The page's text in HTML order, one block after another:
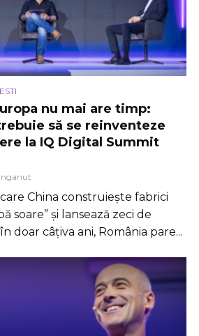
nu mai are timp:
să se reinventeze
la IQ Digital Summit
China construiește fabrici
soare” și lansează zeci de
doar câțiva ani, România pare...